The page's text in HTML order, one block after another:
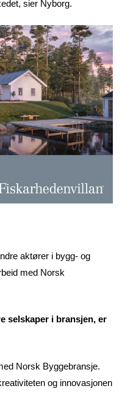
sier Nyborg.
aktører i bygg- og
med Norsk
selskaper i bransjen, er
Norsk Byggebransje.
og innovasjonen